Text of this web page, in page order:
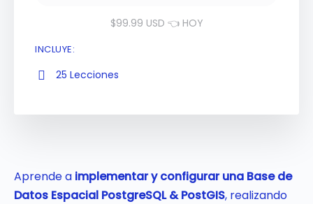
Aprende a implementar y configurar una Base de
Datos Espacial PostgreSQL & PostGIS, realizando
$99.99 USD 👈 HOY
INCLUYE:
25 Lecciones